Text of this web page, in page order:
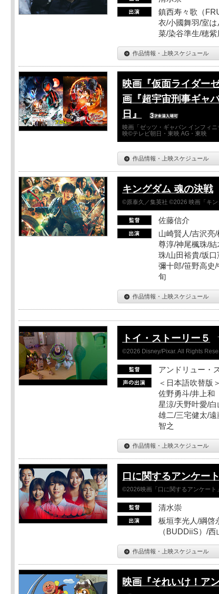
鎮西寿々歌（
衣/小國舞羽/室
菜/染谷準生/穂
作品情報・上映スケジュール
映画『仮面ライダー
画『超宇宙刑事ギャ
日』
映画「ゼッツ・ギャバン インフィ
映©テレビ朝日・東映 AG・東映
作品情報・上映スケジュール
キングダム 魂の決戦
©原泰久／集英社 ©2026 映画「キ
佐藤信介
山崎賢人/吉沢亮
尊淳/神尾楓珠/
珠/山田裕貴/坂
彌十郎/笹野高史
旬
作品情報・上映スケジュール
トイ・ストーリー５
©2026 Disney/Pixar. All Rights
アンドリュー・
＜日本語吹替版
佐野勇斗/井上和
星涼/天野叶愛/
雄二/三宅健太/
智之
作品情報・上映スケジュール
口に関するアンケー
©2026映画「口に関するアンケート
清水崇
板垣李光人/綱啓
（BUDDiiS）/
作品情報・上映スケジュール
映画『それいけ！ア